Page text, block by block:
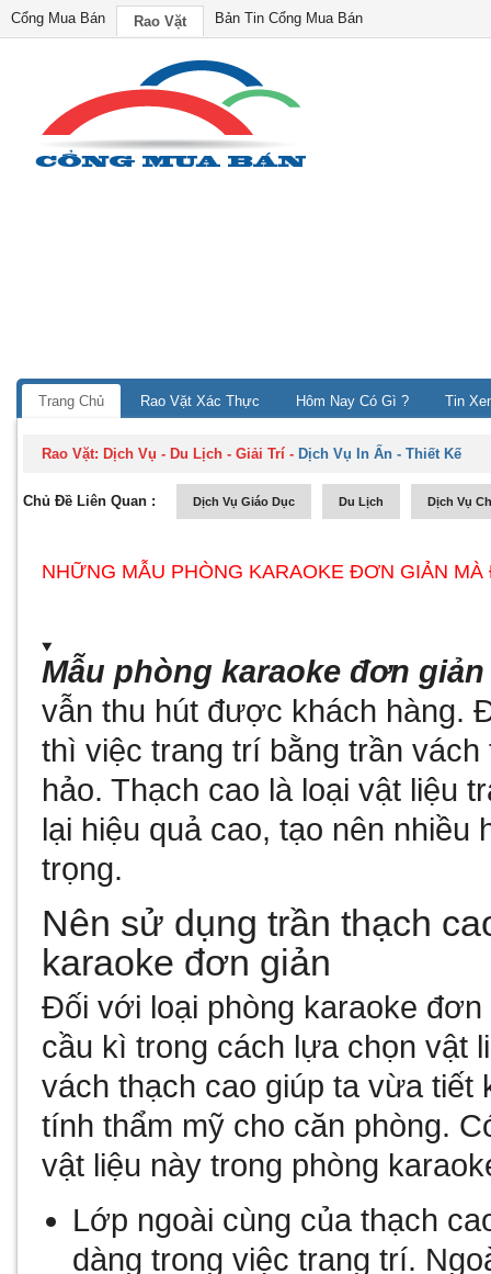
Cổng Mua Bán Rao Vặt Bản Tin Cổng Mua Bán
Trang Chủ Rao Vặt Xác Thực Hôm Nay Có Gì ? Tin
Rao Vặt: Dịch Vụ - Du Lịch - Giải Trí - Dịch Vụ In Ấn - Thiết Kế
Chủ Đề Liên Quan : Dịch Vụ Giáo Dục Du Lịch Dịch Vụ
NHỮNG MẪU PHÒNG KARAOKE ĐƠN GIẢN
Mẫu phòng karaoke đơn giản
vẫn thu hút được khách hàng.
thì việc trang trí bằng trần
hảo. Thạch cao là loại vật liệu
lại hiệu quả cao, tạo nên
trọng.
Nên sử dụng trần thạch
karaoke đơn giản
Đối với loại phòng karaoke đơn
cầu kì trong cách lựa chọn vật
vách thạch cao giúp ta vừa
tính thẩm mỹ cho căn phòng.
vật liệu này trong phòng
Lớp ngoài cùng của thạch
dàng trong việc trang trí.